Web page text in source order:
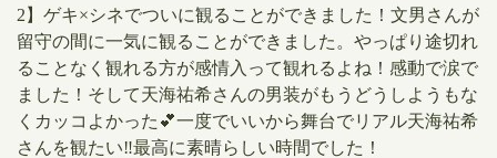
2】ゲキ×シネでついに観ることができました！文男さんが
留守の間に一気に観ることができました。やっぱり途切れ
ることなく観れる方が感情入って観れるよね！感動で涙で
ました！そして天海祐希さんの男装がもうどうしようもな
くカッコよかった💕一度でいいから舞台でリアル天海祐希
さんを観たい‼️最高に素晴らしい時間でした！